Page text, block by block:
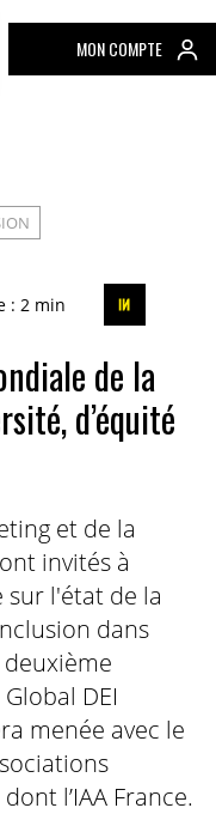
MON COMPTE
: 2 min
de la
d’équité
et de la
invités à
sur l'état de la
dans
DEI
menée avec le
l’IAA France.